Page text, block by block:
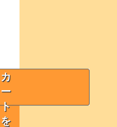
カ
ー
ト
を